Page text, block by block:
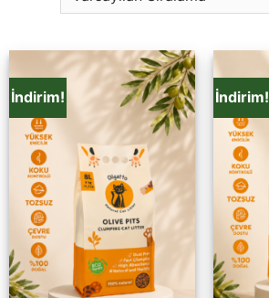
İndirim! İndirim!